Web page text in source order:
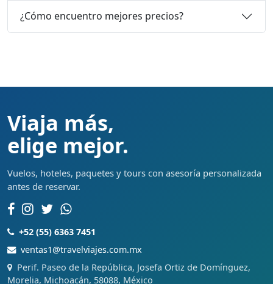
¿Cómo encuentro mejores precios?
Viaja más,
elige mejor.
Vuelos, hoteles, paquetes y tours con asesoría personalizada
antes de reservar.
+52 (55) 6363 7451
ventas1@travelviajes.com.mx
Perif. Paseo de la República, Josefa Ortiz de Domínguez,
Morelia, Michoacán, 58088, México